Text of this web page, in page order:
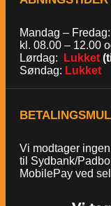
Mandag – Fredag:
kl. 08.00 – 12.00
Lørdag:
Lukket
Søndag: Lukket
Vi modtager
til Sydbank/
MobilePay ved